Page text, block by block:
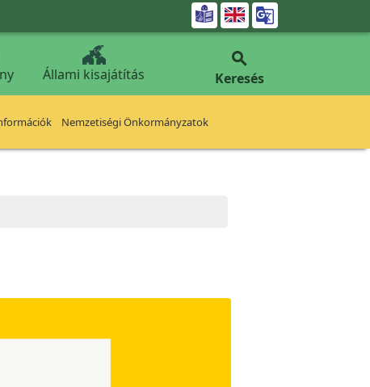

Állami kisajátítás

Keresés
Nemzetiségi Önkormányzatok